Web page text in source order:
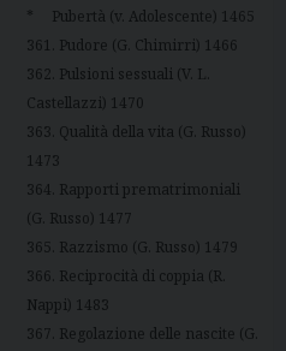
* Pubertà (v. Adolescente) 1465
361. Pudore (G. Chimirri) 1466
362. Pulsioni sessuali (V. L.
Castellazzi) 1470
363. Qualità della vita (G. Russo)
1473
364. Rapporti prematrimoniali
(G. Russo) 1477
365. Razzismo (G. Russo) 1479
366. Reciprocità di coppia (R.
Nappi) 1483
367. Regolazione delle nascite (G.